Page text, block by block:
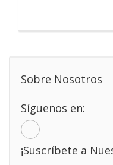
Sobre Nosotros
Síguenos en:
¡Suscríbete a